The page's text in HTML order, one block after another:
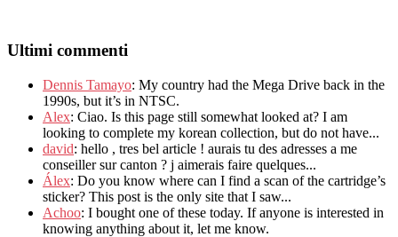
Ultimi commenti
Dennis Tamayo: My country had the Mega Drive back in the
1990s, but it’s in NTSC.
Alex: Ciao. Is this page still somewhat looked at? I am
looking to complete my korean collection, but do not have...
david: hello , tres bel article ! aurais tu des adresses a me
conseiller sur canton ? j aimerais faire quelques...
Álex: Do you know where can I find a scan of the cartridge’s
sticker? This post is the only site that I saw...
Achoo: I bought one of these today. If anyone is interested in
knowing anything about it, let me know.